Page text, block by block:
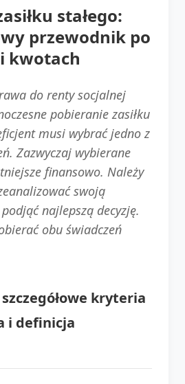
stałego:
przewodnik po
kwotach
do renty socjalnej
pobieranie zasiłku
musi wybrać jedno z
Zazwyczaj wybierane
finansowo. Należy
swoją
najlepszą decyzję.
obu świadczeń
szczegółowe kryteria
i definicja